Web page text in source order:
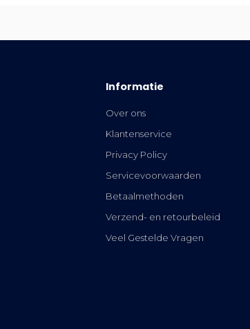
Informatie
Over ons
Klantenservice
Privacy Policy
Servicevoorwaarden
Betaalmethoden
Verzend- en retourbeleid
Veel Gestelde Vragen